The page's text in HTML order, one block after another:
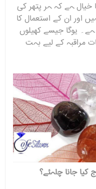
ہے کہ ہر پتھر کی
ان کے استعمال کا
ہے۔ یوگا جیسے کھیلوں
مراقبہ کے لیے بہت
جانا چاہئے؟